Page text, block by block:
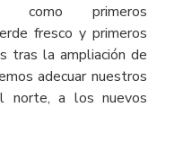
como primeros
fresco y primeros
tras la ampliación de
adecuar nuestros
norte, a los nuevos